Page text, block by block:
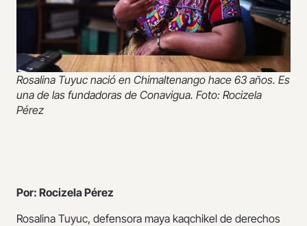
Rosalina Tuyuc nació en Chimaltenango hace 63 años. Es
una de las fundadoras de Conavigua. Foto: Rocizela
Pérez
Por: Rocizela Pérez
Rosalina Tuyuc, defensora maya kaqchikel de derechos